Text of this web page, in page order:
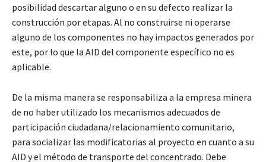
posibilidad descartar alguno o en su defecto realizar la
construcción por etapas. Al no construirse ni operarse
alguno de los componentes no hay impactos generados por
este, por lo que la AID del componente específico no es
aplicable.
De la misma manera se responsabiliza a la empresa minera
de no haber utilizado los mecanismos adecuados de
participación ciudadana/relacionamiento comunitario,
para socializar las modificatorias al proyecto en cuanto a su
AID y el método de transporte del concentrado. Debe